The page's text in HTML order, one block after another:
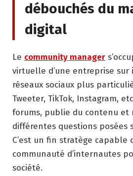
débouchés du
digital
Le community manager
virtuelle d’une entreprise
réseaux sociaux plus
Tweeter, TikTok, Instagram,
forums, publie du contenu et
différentes questions posées
C’est un fin stratège capable
communauté d’internautes
société.